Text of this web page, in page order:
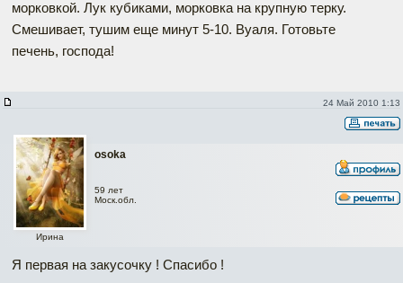
морковкой. Лук кубиками, морковка на крупную терку.
Смешивает, тушим еще минут 5-10. Вуаля. Готовьте
печень, господа!
24 Май 2010 1:13
osoka
Ирина
59 лет
Моск.обл.
Я первая на закусочку ! Спасибо !